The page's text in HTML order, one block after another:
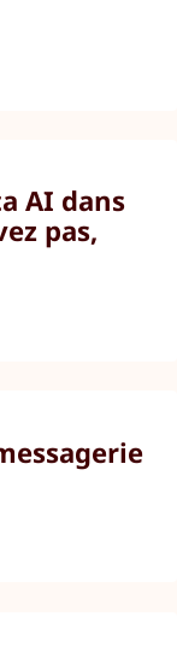
AI dans
pas,